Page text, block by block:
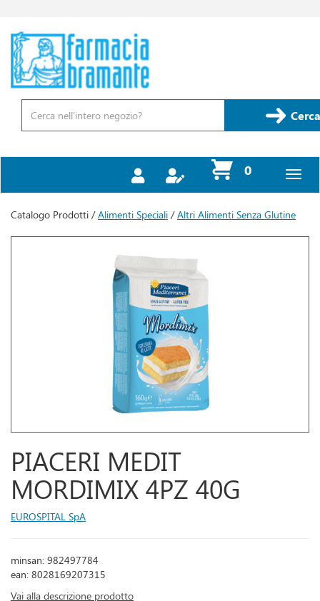
contenuto
principale
Farmacia
Bramante
Prodotto
0prodotti
inseriti
Catalogo Prodotti /Alimenti Speciali /Altri Alimenti Senza Glutine
PIACERI MEDIT
MORDIMIX 4PZ 40G
EUROSPITAL SpA
minsan: 982497784
ean: 8028169207315
Vai alla descrizione prodotto